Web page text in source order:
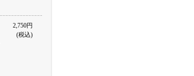
2,750円
(税込)